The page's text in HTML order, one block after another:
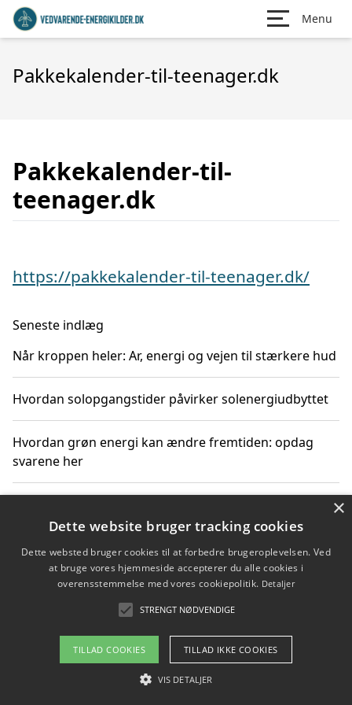
Menu
Pakkekalender-til-teenager.dk
Pakkekalender-til-
teenager.dk
https://pakkekalender-til-teenager.dk/
Seneste indlæg
Når kroppen heler: Ar, energi og vejen til stærkere hud
Hvordan solopgangstider påvirker solenergiudbyttet
Hvordan grøn energi kan ændre fremtiden: opdag
svarene her
solenergiudnyttelse
Hvordan du får svar på energispørgsmål om
vedvarende energikilder
Copyright 2026 - Pilanto Aps
Om / kontakt
Blog Betingelser
×
Dette website bruger tracking cookies
Dette websted bruger cookies til at forbedre brugeroplevelsen. Ved
at bruge vores hjemmeside accepterer du alle cookies i
overensstemmelse med vores cookiepolitik. Detaljer
STRENGT NØDVENDIGE
TILLAD COOKIES TILLAD IKKE COOKIES
VIS DETALJER